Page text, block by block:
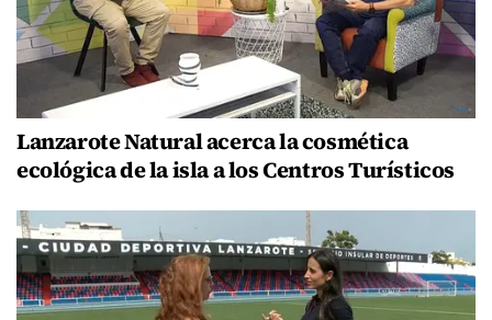
Lanzarote Natural acerca la cosmética
ecológica de la isla a los Centros Turísticos